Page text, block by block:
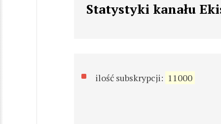
Statystyki kanału
ilość subskrypcji: 11000